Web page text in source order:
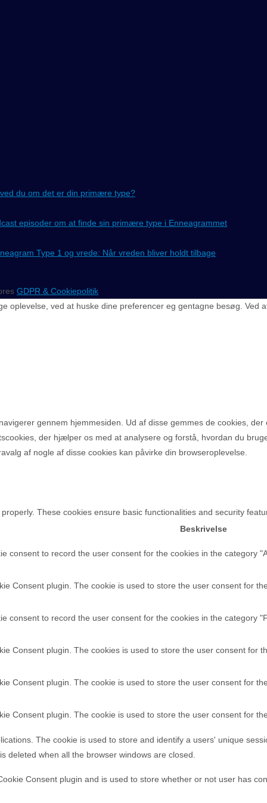
du om det er din primære type?
episoder om at finde sin primære type i Enneagrammet
Type 1 og vrede: Når vreden bliver holdt tilbage
GDPR & Cookiepolitik
oplevelse, ved at huske dine preferencer eg gentagne besøg. Ved
gennem hjemmesiden. Ud af disse gemmes de cookies,
der hjælper os med at analysere og forstå, hvordan du
af nogle af disse cookies kan påvirke din browseroplevelse.
These cookies ensure basic functionalities and security
Beskrivelse
consent to record the user consent for the cookies in the category
Consent plugin. The cookie is used to store the user consent for
consent to record the user consent for the cookies in the category
Consent plugin. The cookies is used to store the user consent for
Consent plugin. The cookie is used to store the user consent for
Consent plugin. The cookie is used to store the user consent for
The cookie is used to store and identify a users' unique
deleted when all the browser windows are closed.
Consent plugin and is used to store whether or not user has